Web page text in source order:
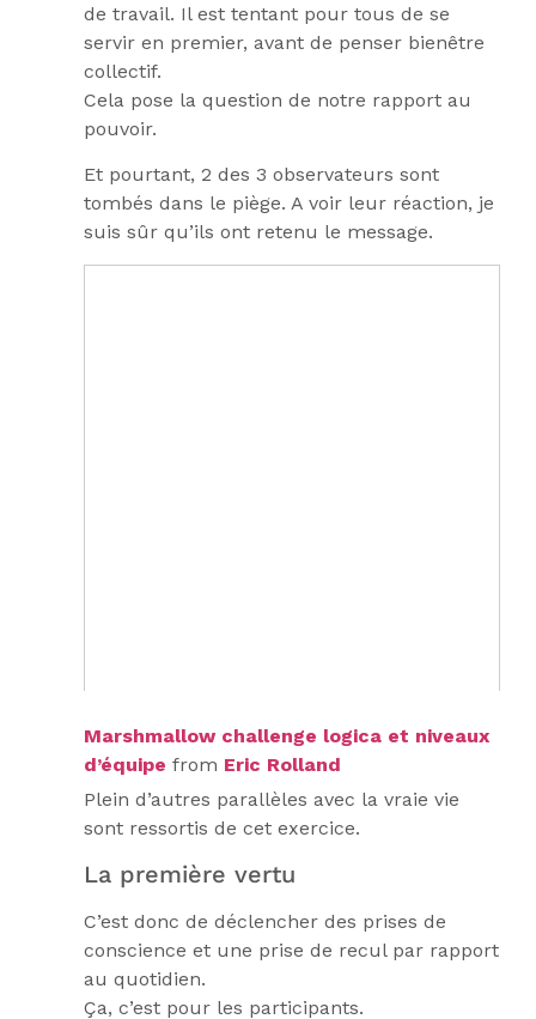
de travail. Il est tentant pour tous de se
servir en premier, avant de penser bienêtre
collectif.
Cela pose la question de notre rapport au
pouvoir.
Et pourtant, 2 des 3 observateurs sont
tombés dans le piège. A voir leur réaction, je
suis sûr qu’ils ont retenu le message.
Marshmallow challenge logica et niveaux
d’équipe from Eric Rolland
Plein d’autres parallèles avec la vraie vie
sont ressortis de cet exercice.
La première vertu
C’est donc de déclencher des prises de
conscience et une prise de recul par rapport
au quotidien.
Ça, c’est pour les participants.